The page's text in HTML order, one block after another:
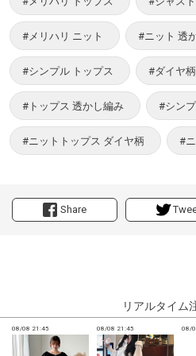
Share
#メリハリ ニット #ニット 透
#シンプル トップス #ダイヤ
#トップス 透かし編み #シン
#ニットトップス ダイヤ柄 #
リアルタイム
08/08 21:45 08/08 21:45 08/